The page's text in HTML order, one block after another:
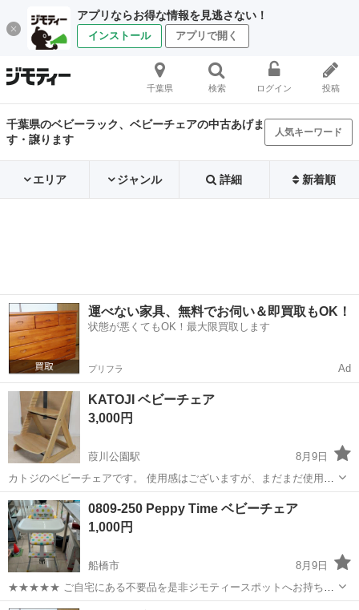
アプリならお得な情報を見逃さない！
インストール アプリで開く
千葉県 検索 ログイン 投稿
千葉県のベビーラック、ベビーチェアの中古あげま
す・譲ります
人気キーワード
エリア ジャンル 詳細 新着順
運べない家具、無料でお伺い＆即買取もOK！
状態が悪くてもOK！最大限買取します
プリフラ Ad
KATOJI ベビーチェア
3,000円
葭川公園駅
8月9日
カトジのベビーチェアです。 使用感はございますが、まだまだ使用可
能な状態かと思います。高さ調整可能。お写真での現状引き渡しとな
ります。 あくまで中古品となりますのでご理解のうえご検討くださ
い。
千葉 千葉市
0809-250 Peppy Time ベビーチェア
1,000円
船橋市
8月9日
★★★★★ ご自宅にある不要品を是非ジモティースポットへお持ち込
みしませんか？ 家電、趣味・スポーツ・レジャー用品、こども用品、